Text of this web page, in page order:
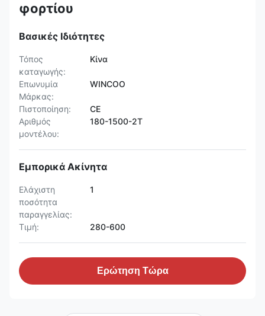
φορτίου
Βασικές Ιδιότητες
Τόπος
καταγωγής:
Κίνα
Επωνυμία
Μάρκας:
WINCOO
Πιστοποίηση:
CE
Αριθμός
μοντέλου:
180-1500-2Τ
Εμπορικά Ακίνητα
Ελάχιστη
ποσότητα
παραγγελίας:
1
Τιμή: 280-600
Ερώτηση Τώρα